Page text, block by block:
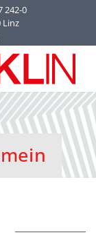
242-0
Linz